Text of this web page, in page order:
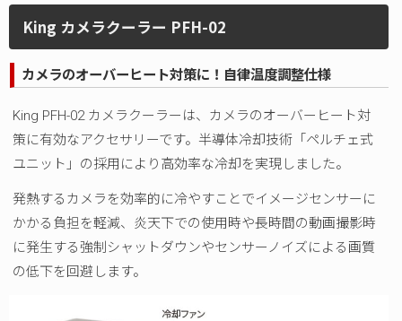
King カメラクーラー PFH-02
カメラのオーバーヒート対策に！ 自律温度調整仕様
King PFH-02 カメラクーラーは、カメラのオーバーヒート対
策に有効なアクセサリーです。半導体冷却技術「ペルチェ式
ユニット」の採用により高効率な冷却を実現しました。
発熱するカメラを効率的に冷やすことでイメージセンサーに
かかる負担を軽減、炎天下での使用時や長時間の動画撮影時
に発生する強制シャットダウンやセンサーノイズによる画質
の低下を回避します。